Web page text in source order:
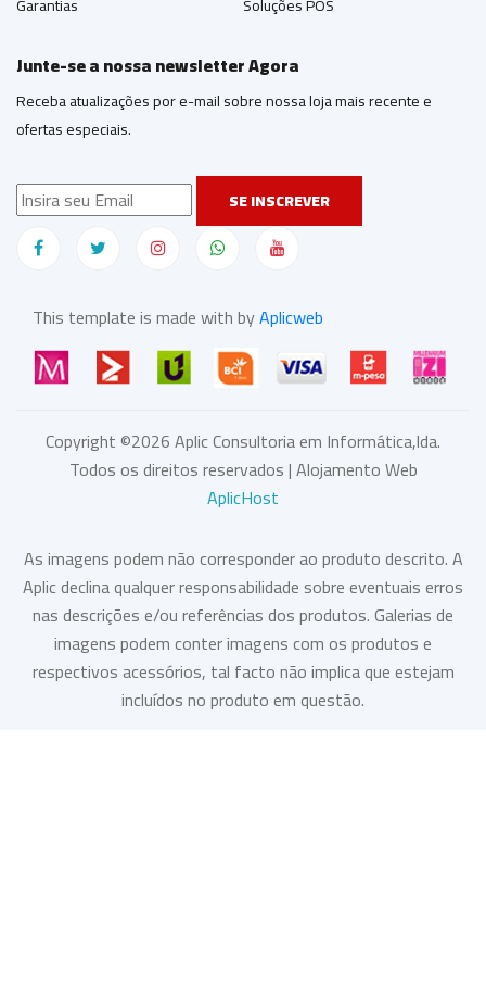
Junte-se a nossa newsletter Agora
Receba atualizações por e-mail sobre nossa loja mais recente e
ofertas especiais.
SE INSCREVER
This template is made with byAplicweb
Copyright ©2026Aplic Consultoria em Informática,lda.
Todos os direitos reservados | Alojamento Web
AplicHost
As imagens podem não corresponder ao produto descrito. A
Aplic declina qualquer responsabilidade sobre eventuais erros
nas descrições e/ou referências dos produtos. Galerias de
imagens podem conter imagens com os produtos e
respectivos acessórios, tal facto não implica que estejam
incluídos no produto em questão.